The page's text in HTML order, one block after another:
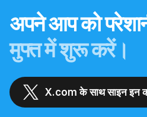
अपने आप को
मुफ्त में शुरू करें।
X.com के साथ साइन इन